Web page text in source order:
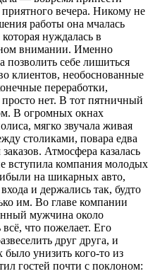
приятного вечера. Никому не
работы она мчалась
нуждалась в
внимании. Именно
позволить себе лишиться
клиентов, необоснованные
переработки,
нет. В тот пятничный
В огромных окнах
мягко звучала живая
столиками, повара едва
Атмосфера казалась
вступила компания молодых
на шикарных авто,
и держались так, будто
им. Во главе компании
мужчина около
что пожелает. Его
друг друга, и
унизить кого-то из
гостей почти с поклоном: